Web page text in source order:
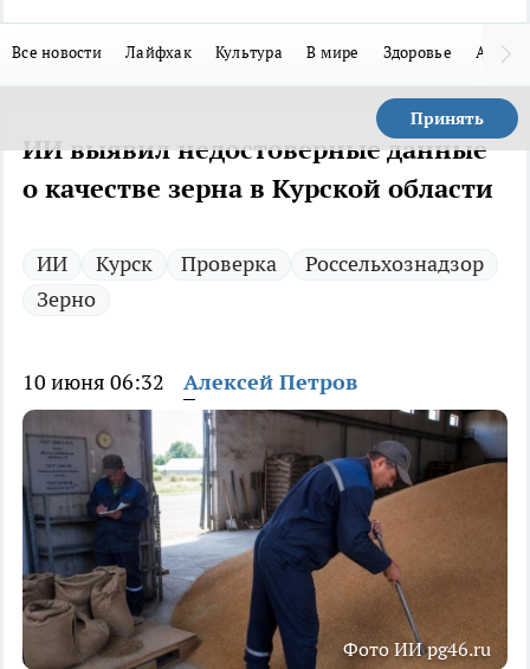
Все новости Лайфхак Культура В мире Здоровье Авто
Принять
ИИ выявил недостоверные данные
о качестве зерна в Курской области
ИИ Курск Проверка
Россельхознадзор
Зерно
10 июня 06:32 Алексей Петров
Фото ИИ pg46.ru